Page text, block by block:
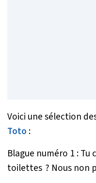
Voici une sélection
Toto :
Blague numéro 1 :
toilettes ? Nous non